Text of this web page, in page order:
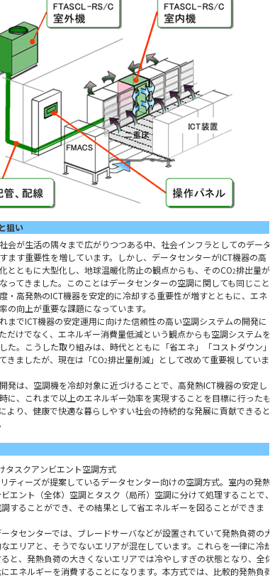
狙い
会が生活の隅々まで広がりつつある中、社会インフラとしてのデータ
ます重要性を増しています。しかし、データセンターがICT機器の高
とともに大型化し、地球温暖化防止の観点からも、そのCO2排出量が
ってきました。このことはデータセンターの空調に関しても同じこと
・高発熱のICT機器を安定的に冷却する重要性が増すとともに、エネ
の向上が重要な課題になっています。
までICT機器の安定運用に向けた信頼性の高い空調システムの開発に
だけでなく、エネルギー消費量低減という観点からも空調システムを
た。こうした取り組みは、時代とともに「省エネ」「コストダウン」
きましたが、現在は「CO2排出量削減」として改めて重要視していま
発は、空調機を冷却対象に近づけることで、高発熱ICT機器の安定し
に、これまで以上のエネルギー効率を実現することを目標に行ったも
より、健康で快適な暮らしやすい社会の持続的な発展に貢献できると
タスクアンビエント空調方式
ティーズが提案しているデータセンター向けの空調方式。室内の発熱
エント（全体）空調とタスク（局所）空調に分けて処理することで、
することができ、その結果として省エネルギーを図ることができま
タセンターでは、ブレードサーバなどが設置されていて発熱負荷の大
エリアと、そうでないエリアが混在しています。これらを一律に冷却
と、発熱負荷の大きくないエリアでは冷やしすぎの状態となり、全体
エネルギーを消費することになります。本方式では、比較的発熱負荷